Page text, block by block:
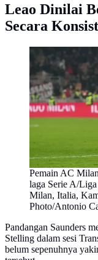
Leao Dinilai
Secara
Pemain AC
laga Serie A/
Milan, Italia,
Photo/Antonio
Pandangan Saunders
Stelling dalam sesi
belum sepenuhnya